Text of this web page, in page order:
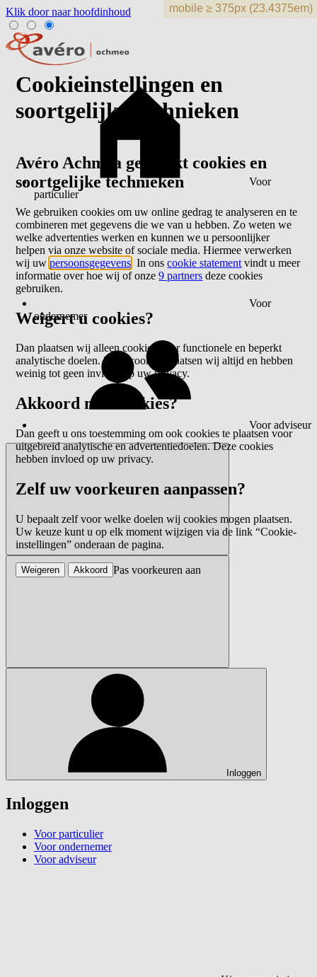
Klik door naar hoofdinhoud
Voor
particulier
Voor
ondernemer
Voor adviseur
Inloggen
Inloggen
Voor particulier
Voor ondernemer
Voor adviseur
Cookieinstellingen en
soortgelijke technieken
Avéro Achmea gebruikt cookies en
soortgelijke technieken
We gebruiken cookies om uw online gedrag te analyseren en te
combineren met gegevens die we van u hebben. Zo weten we
welke advertenties werken en kunnen we u persoonlijker
helpen via onze website of sociale media. Hiermee verwerken
wij uwpersoonsgegevens . In onscookie statement vindt u meer
informatie over hoe wij of onze9 partners deze cookies
gebruiken.
Weigert u cookies?
Dan plaatsen wij alleen cookies voor functionele en beperkt
analytische doelen. Deze cookies plaatsen wij altijd en hebben
weinig tot geen invloed op uw privacy.
Akkoord met cookies?
Dan geeft u ons toestemming om ook cookies te plaatsen voor
uitgebreid analytische en advertentiedoelen. Deze cookies
hebben invloed op uw privacy.
Zelf uw voorkeuren aanpassen?
U bepaalt zelf voor welke doelen wij cookies mogen plaatsen.
Uw keuze kunt u op elk moment wijzigen via de link “Cookie-
instellingen” onderaan de pagina.
Pas voorkeuren aan
Weigeren Akkoord